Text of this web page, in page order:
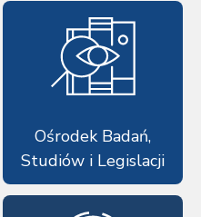
Ośrodek Badań,
Studiów i Legislacji